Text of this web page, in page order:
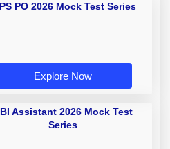
PO 2026 Mock Test Series
Explore Now
Assistant 2026 Mock Test
Series